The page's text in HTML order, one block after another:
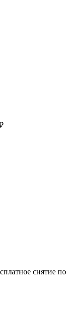
снятие по